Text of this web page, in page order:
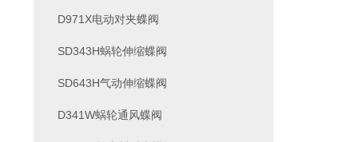
D971X电动对夹蝶阀
SD343H蜗轮伸缩蝶阀
SD643H气动伸缩蝶阀
D341W蜗轮通风蝶阀